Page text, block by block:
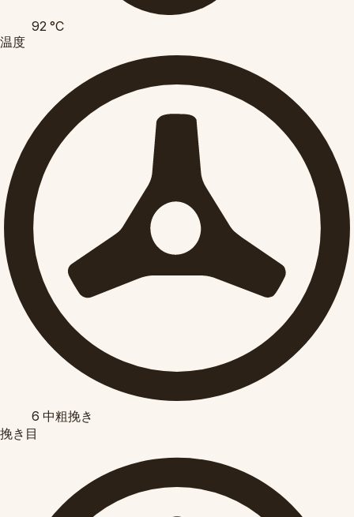
92°C
温度
6中粗挽き
挽き目